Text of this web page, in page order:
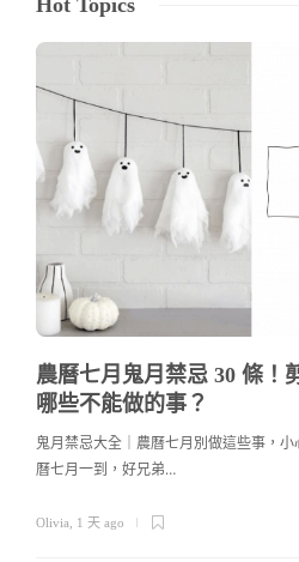
農曆七月鬼月禁忌 30 條！
哪些不能做的事？
鬼月禁忌大全｜農曆七月別做這些事，
曆七月一到，好兄弟…
Olivia 1 天 ago